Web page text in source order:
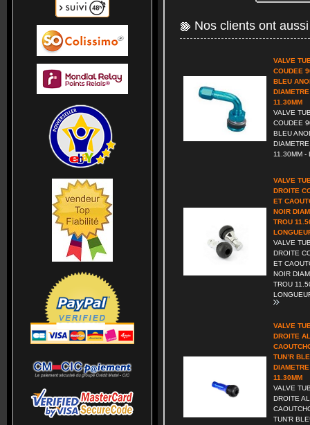
Nos clients ont
VALVE
COUDEE
BLEU
11.30MM
VALVE
COUDEE
BLEU
11.30MM -
VALVE
DROITE
ET
NOIR
TROU
VALVE
DROITE
ET
NOIR
TROU
VALVE
DROITE
TUN’R
11.30MM
VALVE
DROITE
TUN’R